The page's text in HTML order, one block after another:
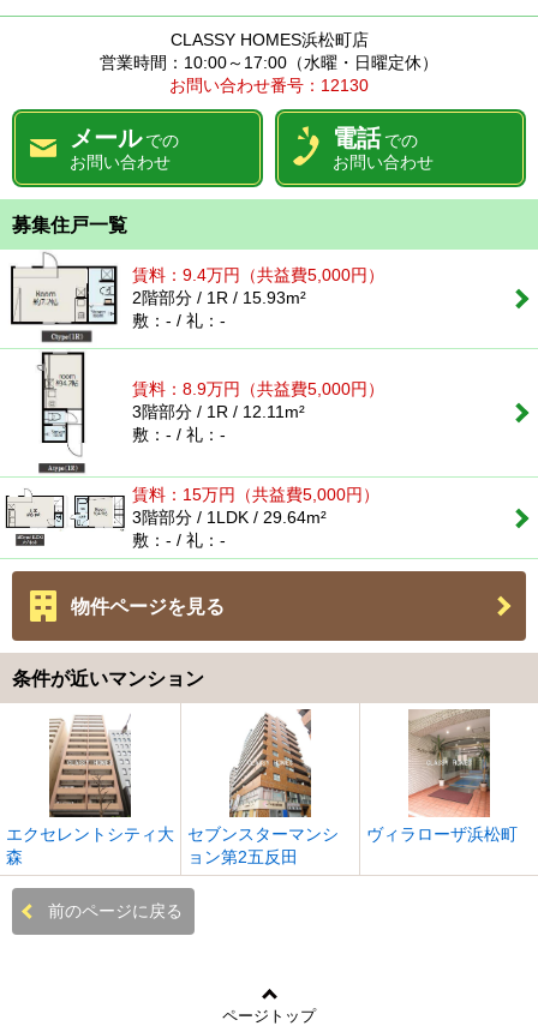
CLASSY HOMES浜松町店
営業時間：10:00～17:00（水曜・日曜定休）
お問い合わせ番号：12130
メール での
お問い合わせ
電話 での
お問い合わせ
募集住戸一覧
賃料： 9.4万円
（共益費5,000円）
2階部分 / 1R / 15.93m²
敷：- / 礼：-
賃料： 8.9万円
（共益費5,000円）
3階部分 / 1R / 12.11m²
敷：- / 礼：-
賃料： 15万円
（共益費5,000円）
3階部分 / 1LDK / 29.64m²
敷：- / 礼：-
物件ページを見る
条件が近いマンション
エクセレントシティ大
森
セブンスターマンシ
ョン第2五反田
ヴィラローザ浜松町
前のページに戻る
ページトップ